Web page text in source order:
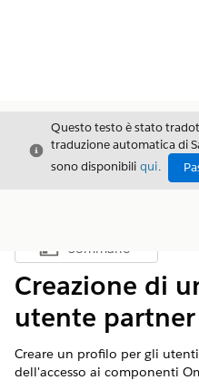
Chiudi
Questo testo è stato
traduzione automatica di
sono disponibili qui.
Mostra sommario
Sommario
Creazione di
utente
Creare un profilo per gli
dell'accesso ai componenti